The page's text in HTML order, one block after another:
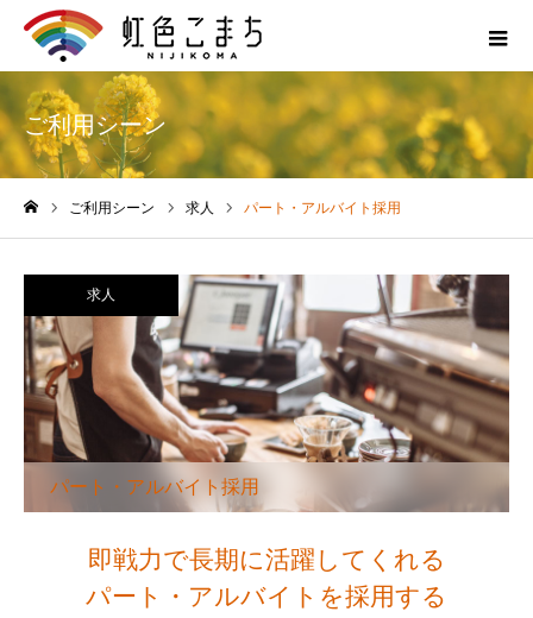
ご利用シーン
ご利用シーン 求人 パート・アルバイト採用
求人
パート・アルバイト採用
即戦力で長期に活躍してくれる
パート・アルバイトを採用する